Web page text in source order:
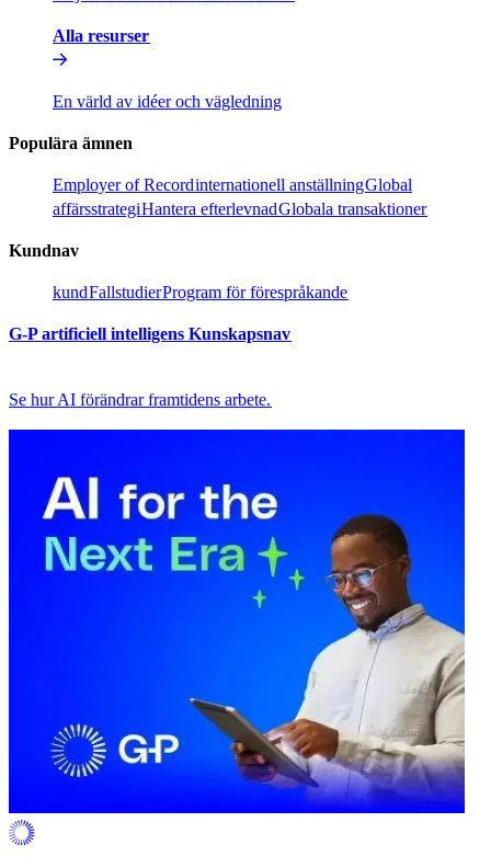
Alla resurser​​
En värld av idéer och vägledning​​
Populära ämnen​​
Employer of Record​​internationell anställning​​Global
affärsstrategi​​Hantera efterlevnad​​Globala transaktioner​​
Kundnav​​
kund​​Fallstudier​​Program för förespråkande​​
G-P artificiell intelligens Kunskapsnav​​
Se hur AI förändrar framtidens arbete.​​